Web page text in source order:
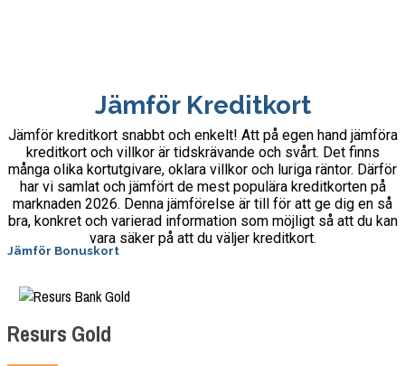
Jämför Kreditkort
Jämför kreditkort snabbt och enkelt! Att på egen hand jämföra
kreditkort och villkor är tidskrävande och svårt. Det finns
många olika kortutgivare, oklara villkor och luriga räntor. Därför
har vi samlat och jämfört de mest populära kreditkorten på
marknaden 2026. Denna jämförelse är till för att ge dig en så
bra, konkret och varierad information som möjligt så att du kan
vara säker på att du väljer kreditkort.
Jämför Bonuskort
Resurs Gold